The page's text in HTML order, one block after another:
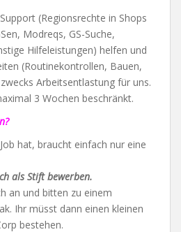
(Regionsrechte in Shops
Modreqs, GS-Suche,
Hilfeleistungen) helfen und
(Routinekontrollen, Bauen,
Arbeitsentlastung für uns.
3 Wochen beschränkt.
hat, braucht einfach nur eine
als Stift bewerben.
an und bitten zu einem
Ihr müsst dann einen kleinen
bestehen.